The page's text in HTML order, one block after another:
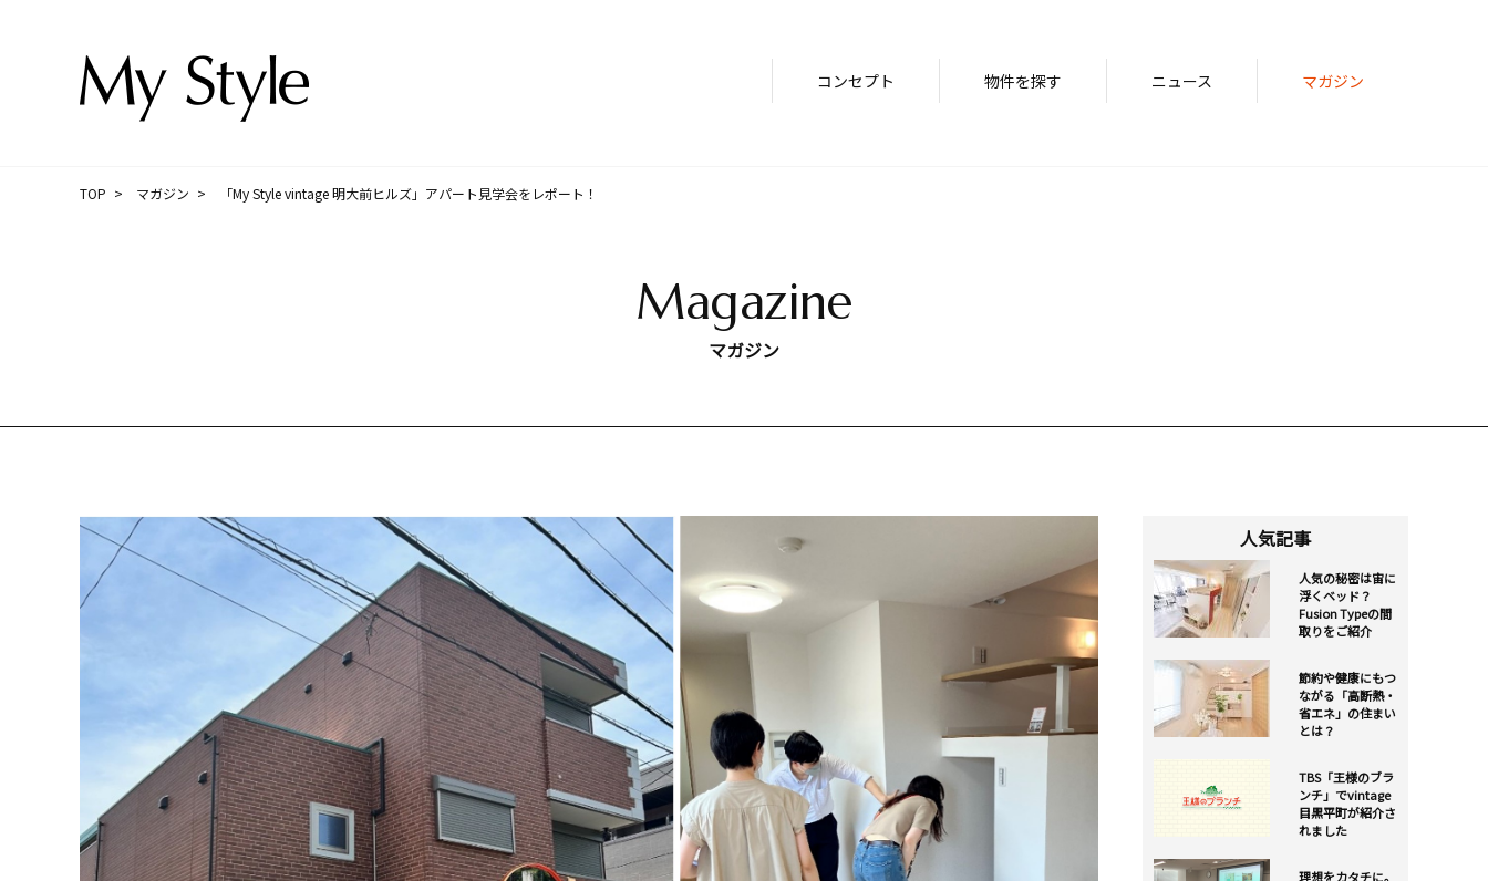
コンセプト 物件を探す ニュース マガジン
TOP マガジン 「My Style vintage 明大前ヒルズ」アパート見学会をレポート！
Magazine
マガジン
人気記事
人気の秘密は宙に
浮くベッド？
Fusion Typeの間
取りをご紹介
節約や健康にもつ
ながる「高断熱・
省エネ」の住まい
とは？
TBS「王様のブラ
ンチ」でvintage
目黒平町が紹介さ
れました
理想をカタチに。